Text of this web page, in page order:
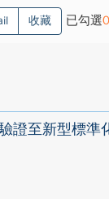
收藏 已勾選0
證至新型標準